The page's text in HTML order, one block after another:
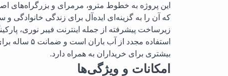
این پروژه به خطوط مترو، مرمرای و بزرگراه‌های
که آن را به گزینه‌ای ایده‌آل برای زندگی خانوادگی
زیرساخت پیشرفته از جمله اینترنت فیبر نوری،
استفاده
بیشتری برای خریداران به همراه دارد.
امکانات و ویژگی‌ها